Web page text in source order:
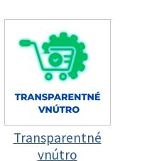
Transparentné
vnútro